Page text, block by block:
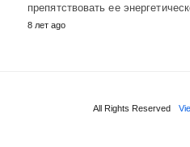
препятствовать ее
8 лет ago
All Rights Reserved